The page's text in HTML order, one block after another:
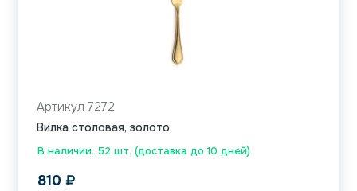
В наличии: 52 шт. (доставка до 10 дней)
Артикул 7272
Вилка столовая, золото
810 ₽